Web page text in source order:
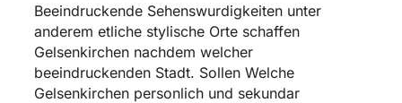
Beeindruckende Sehenswurdigkeiten unter
anderem etliche stylische Orte schaffen
Gelsenkirchen nachdem welcher
beeindruckenden Stadt. Sollen Welche
Gelsenkirchen personlich und sekundar